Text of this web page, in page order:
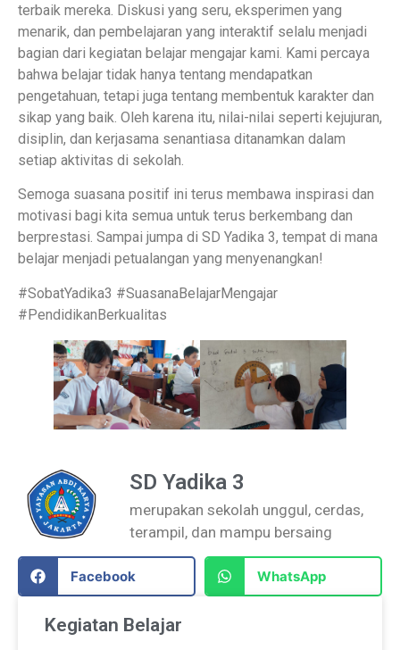
terbaik mereka. Diskusi yang seru, eksperimen yang
menarik, dan pembelajaran yang interaktif selalu menjadi
bagian dari kegiatan belajar mengajar kami. Kami percaya
bahwa belajar tidak hanya tentang mendapatkan
pengetahuan, tetapi juga tentang membentuk karakter dan
sikap yang baik. Oleh karena itu, nilai-nilai seperti kejujuran,
disiplin, dan kerjasama senantiasa ditanamkan dalam
setiap aktivitas di sekolah.
Semoga suasana positif ini terus membawa inspirasi dan
motivasi bagi kita semua untuk terus berkembang dan
berprestasi. Sampai jumpa di SD Yadika 3, tempat di mana
belajar menjadi petualangan yang menyenangkan!
#SobatYadika3 #SuasanaBelajarMengajar
#PendidikanBerkualitas
SD Yadika 3
merupakan sekolah unggul, cerdas,
terampil, dan mampu bersaing
Facebook WhatsApp
Kegiatan Belajar